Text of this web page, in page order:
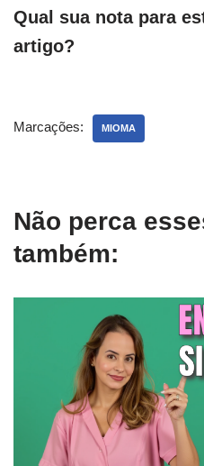
Qual sua nota para
artigo?
Marcações: MIOMA
Não perca
também: